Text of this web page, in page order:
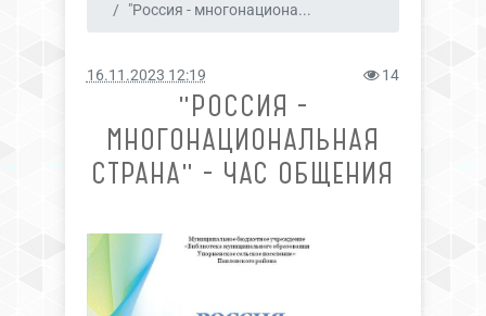
"Россия - многонациона...
16.11.2023 12:19 14
"РОССИЯ -
МНОГОНАЦИОНАЛЬНАЯ
СТРАНА" - ЧАС ОБЩЕНИЯ